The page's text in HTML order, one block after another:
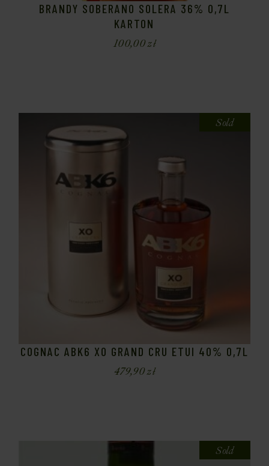
BRANDY SOBERANO SOLERA 36% 0,7L
KARTON
100,00zł
Sold
COGNAC ABK6 XO GRAND CRU ETUI 40% 0,7L
479,90zł
Sold